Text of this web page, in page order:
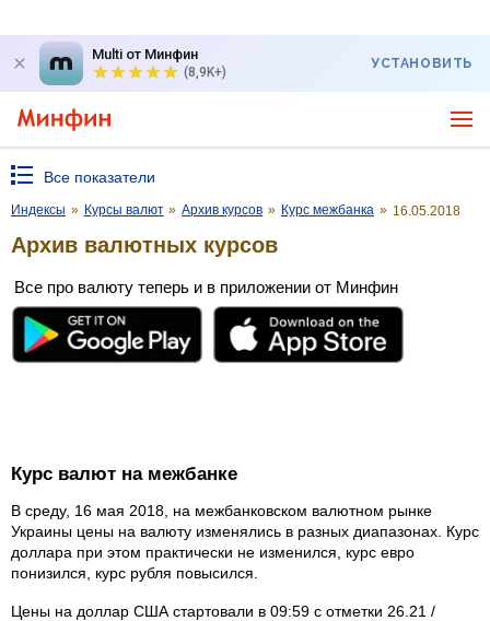
Multi от Минфин
(8,9K+)
УСТАНОВИТЬ
Все показатели
Индексы » Курсы валют » Архив курсов » Курс межбанка » 16.05.2018
Архив валютных курсов
Все про валюту теперь и в приложении от Минфин
Курс валют на межбанке
В среду, 16 мая 2018, на межбанковском валютном рынке
Украины цены на валюту изменялись в разных диапазонах. Курс
доллара при этом практически не изменился, курс евро
понизился, курс рубля повысился.
Цены на доллар США стартовали в 09:59 с отметки 26.21 /